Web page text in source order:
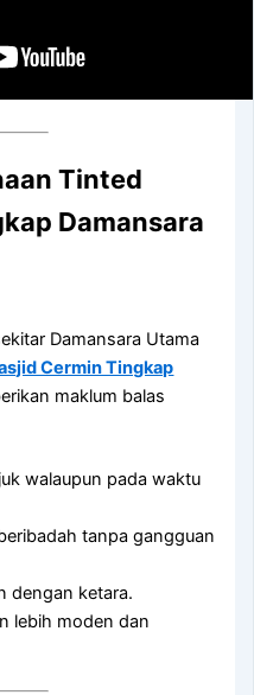
Tinted
Damansara
Damansara Utama
Cermin Tingkap
maklum balas
walaupun pada waktu
tanpa gangguan
dengan ketara.
lebih moden dan